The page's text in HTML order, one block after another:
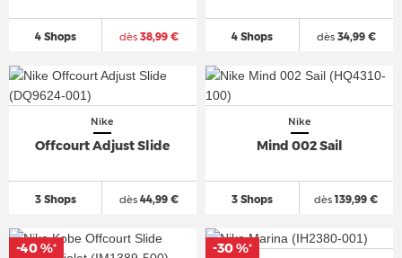
4 Shops dès 38,99 € 4 Shops dès34,99 €
Nike
Offcourt Adjust Slide
3 Shops dès 44,99 €
Nike
Mind 002 Sail
3 Shops dès139,99 €
-40 %* -30 %*